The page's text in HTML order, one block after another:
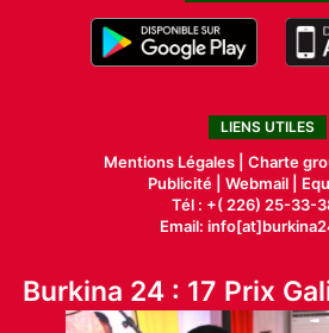
LIENS UTILES
Mentions Légales | Charte
Publicité| Webmail |
Tél : +( 226) 25-33-
Email:
Burkina 24 : 17 Prix